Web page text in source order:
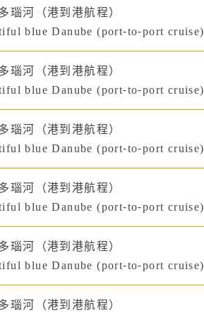
瑙河（港到港航程）
blue Danube (port-to-port cruise)
瑙河（港到港航程）
blue Danube (port-to-port cruise)
瑙河（港到港航程）
blue Danube (port-to-port cruise)
瑙河（港到港航程）
blue Danube (port-to-port cruise)
瑙河（港到港航程）
blue Danube (port-to-port cruise)
瑙河（港到港航程）